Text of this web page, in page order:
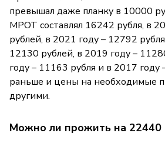
превышал даже планку в 10000
МРОТ составлял 16242 рубля, в
рублей, в 2021 году – 12792
12130 рублей, в 2019 году –
году – 11163 рубля и в 2017 году
раньше и цены на необходимые
другими.
Можно ли прожить на 22440